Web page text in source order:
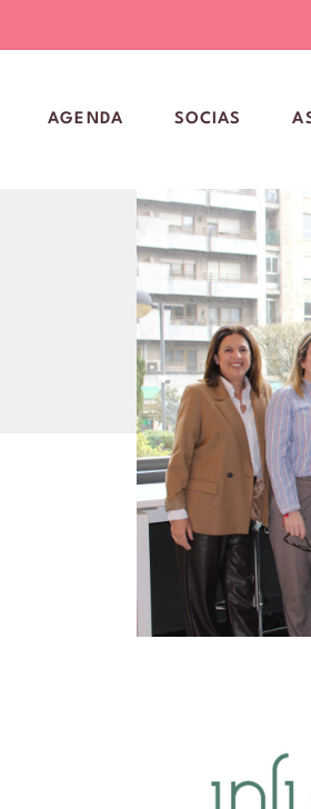
AGENDA SOCIAS